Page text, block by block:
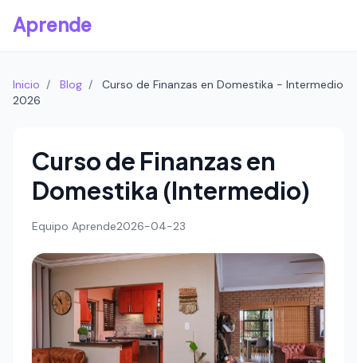
Aprende
Inicio / Blog /
Curso de Finanzas en Domestika - Intermedio
2026
Curso de Finanzas en
Domestika (Intermedio)
Equipo Aprende2026-04-23